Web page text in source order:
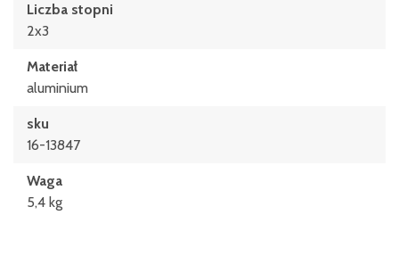
Liczba stopni
2x3
Materiał
aluminium
sku
16-13847
Waga
5,4 kg